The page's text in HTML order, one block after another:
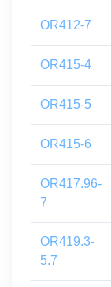
OR412-7
OR415-4
OR415-5
OR415-6
OR417.96-
7
OR419.3-
5.7